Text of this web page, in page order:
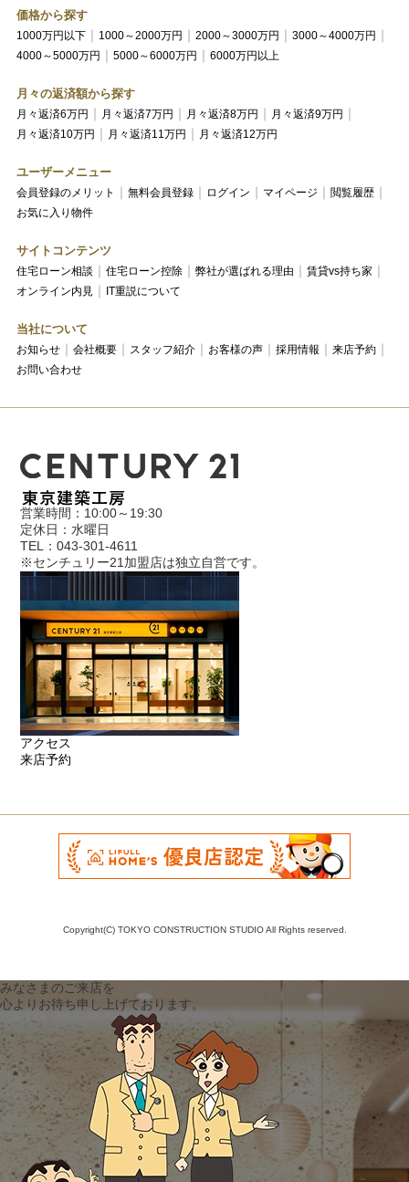
価格から探す
1000万円以下 1000～2000万円 2000～3000万円
3000～4000万円
4000～5000万円
5000～6000万円 6000万円以上
月々の返済額から探す
月々返済6万円 月々返済7万円 月々返済8万円
月々返済9万円
月々返済10万円
月々返済11万円 月々返済12万円
ユーザーメニュー
会員登録のメリット 無料会員登録 ログイン マイページ
閲覧履歴
お気に入り物件
サイトコンテンツ
住宅ローン相談 住宅ローン控除 弊社が選ばれる理由
賃貸vs持ち家
オンライン内見
IT重説について
当社について
お知らせ 会社概要 スタッフ紹介 お客様の声 採用情報
来店予約
お問い合わせ
営業時間：10:00～19:30
定休日：水曜日
TEL：043-301-4611
※センチュリー21加盟店は独立自営です。
アクセス
来店予約
Copyright(C) TOKYO CONSTRUCTION STUDIO All Rights reserved.
みなさまのご来店を
心よりお待ち申し上げております。